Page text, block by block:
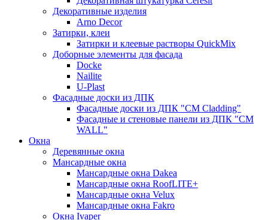
Декоративные изделия
Arno Decor
Затирки, клеи
Затирки и клеевые растворы QuickMix
Доборные элементы для фасада
Docke
Nailite
U-Plast
Фасадные доски из ДПК
Фасадные доски из ДПК "CM Cladding"
Фасадные и стеновые панели из ДПК "CM
WALL"
Окна
Деревянные окна
Мансардные окна
Мансардные окна Dakea
Мансардные окна RoofLITE+
Мансардные окна Velux
Мансардные окна Fakro
Окна Ivaper